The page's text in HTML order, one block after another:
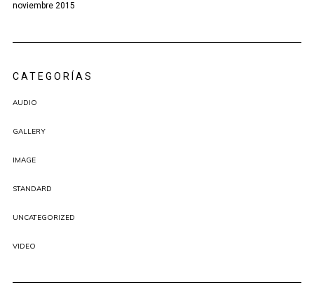
noviembre 2015
CATEGORÍAS
AUDIO
GALLERY
IMAGE
STANDARD
UNCATEGORIZED
VIDEO